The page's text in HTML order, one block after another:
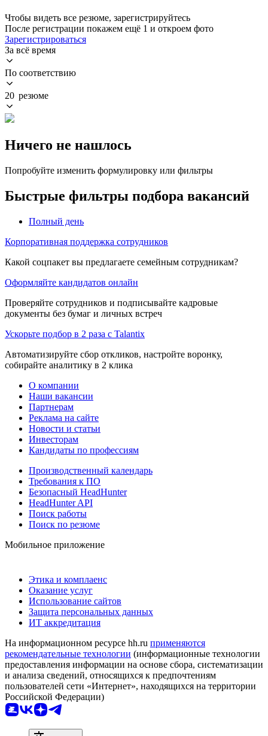
Чтобы видеть все резюме, зарегистрируйтесь
После регистрации покажем ещё 1 и откроем фото
Зарегистрироваться
За всё время
По соответствию
20 резюме
Ничего не нашлось
Попробуйте изменить формулировку или фильтры
Быстрые фильтры подбора вакансий
Полный день
Корпоративная поддержка сотрудников
Какой соцпакет вы предлагаете семейным сотрудникам?
Оформляйте кандидатов онлайн
Проверяйте сотрудников и подписывайте кадровые
документы без бумаг и личных встреч
Ускорьте подбор в 2 раза с Talantix
Автоматизируйте сбор откликов, настройте воронку,
собирайте аналитику в 2 клика
О компании
Наши вакансии
Партнерам
Реклама на сайте
Новости и статьи
Инвесторам
Кандидаты по профессиям
Производственный календарь
Требования к ПО
Безопасный HeadHunter
HeadHunter API
Поиск работы
Поиск по резюме
Мобильное приложение
Этика и комплаенс
Оказание услуг
Использование сайтов
Защита персональных данных
ИТ аккредитация
На информационном ресурсе hh.ru применяются
рекомендательные технологии (информационные технологии
предоставления информации на основе сбора, систематизации
и анализа сведений, относящихся к предпочтениям
пользователей сети «Интернет», находящихся на территории
Российской Федерации)